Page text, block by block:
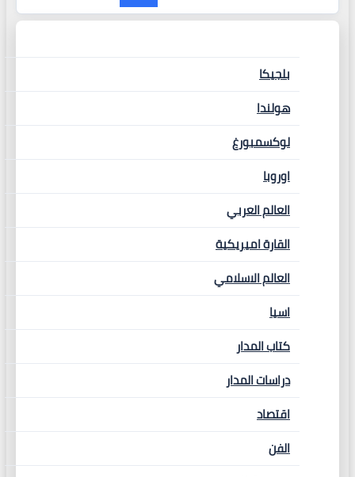
بلجيكا
هولندا
لوكسمبورغ
اوروبا
العالم العربي
القارة اميريكية
العالم الاسلامي
اسيا
كتاب المدار
دراسات المدار
اقتصاد
الفن